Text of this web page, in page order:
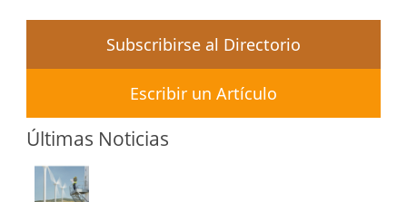
Subscribirse al Directorio
Escribir un Artículo
Últimas Noticias